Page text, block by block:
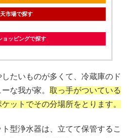
市場で探す
ョッピングで探す
たいものが多くて、冷蔵庫のド
な我が家。 取っ手がついている
ットでその分場所をとります。
型浄水器は、立てて保管するこ